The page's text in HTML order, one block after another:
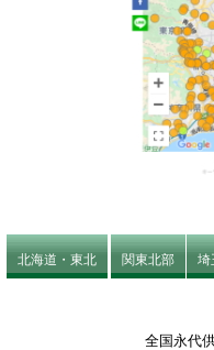
北海道・東北 関東北部 埼
全国永代